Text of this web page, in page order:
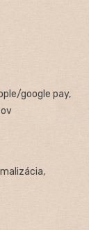
google pay,